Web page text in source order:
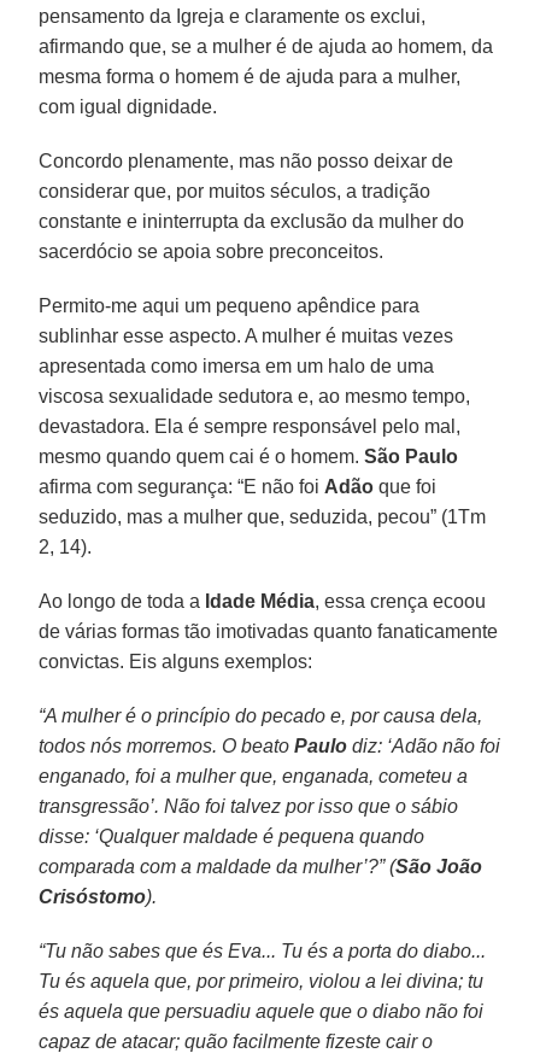
pensamento da Igreja e claramente os exclui,
afirmando que, se a mulher é de ajuda ao homem, da
mesma forma o homem é de ajuda para a mulher,
com igual dignidade.
Concordo plenamente, mas não posso deixar de
considerar que, por muitos séculos, a tradição
constante e ininterrupta da exclusão da mulher do
sacerdócio se apoia sobre preconceitos.
Permito-me aqui um pequeno apêndice para
sublinhar esse aspecto. A mulher é muitas vezes
apresentada como imersa em um halo de uma
viscosa sexualidade sedutora e, ao mesmo tempo,
devastadora. Ela é sempre responsável pelo mal,
mesmo quando quem cai é o homem.São Paulo
afirma com segurança: “E não foi Adão que foi
seduzido, mas a mulher que, seduzida, pecou” (1Tm
2, 14).
Ao longo de toda a Idade Média, essa crença ecoou
de várias formas tão imotivadas quanto fanaticamente
convictas. Eis alguns exemplos:
“A mulher é o princípio do pecado e, por causa dela,
todos nós morremos. O beatoPaulo diz: ‘Adão não foi
enganado, foi a mulher que, enganada, cometeu a
transgressão’. Não foi talvez por isso que o sábio
disse: ‘Qualquer maldade é pequena quando
comparada com a maldade da mulher’?” (São João
Crisóstomo).
“Tu não sabes que és Eva... Tu és a porta do diabo...
Tu és aquela que, por primeiro, violou a lei divina; tu
és aquela que persuadiu aquele que o diabo não foi
capaz de atacar; quão facilmente fizeste cair o